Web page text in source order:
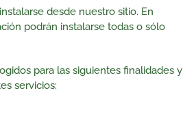
desde nuestro sitio. En
podrán instalarse todas o sólo
para las siguientes finalidades y
servicios: